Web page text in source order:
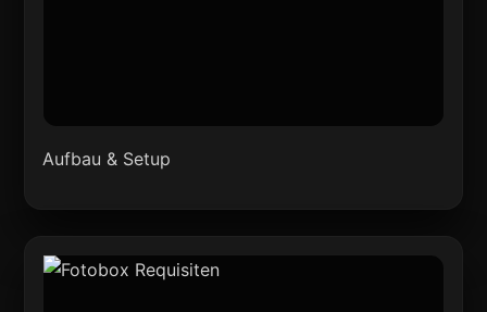
Aufbau & Setup